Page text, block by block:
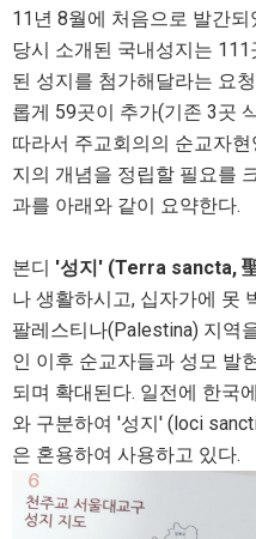
11년 8월에 처음으로 발간되
당시 소개된 국내성지는
된 성지를 첨가해달라는 요
롭게 59곳이 추가(기존 3곳
따라서 주교회의의 순교자
지의 개념을 정립할 필요를
과를 아래와 같이 요약한다.
본디 '성지' (Terra sancta,
나 생활하시고, 십자가에 못
팔레스티나(Palestina) 지역
인 이후 순교자들과 성모 발
되며 확대된다. 일전에 한국
와 구분하여 '성지' (loci
은 혼용하여 사용하고 있다.​